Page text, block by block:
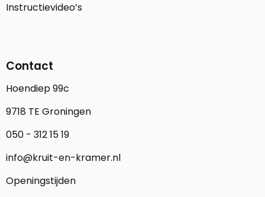
Instructievideo’s
Contact
Hoendiep 99c
9718 TE Groningen
050 - 312 15 19
info@kruit-en-kramer.nl
Openingstijden